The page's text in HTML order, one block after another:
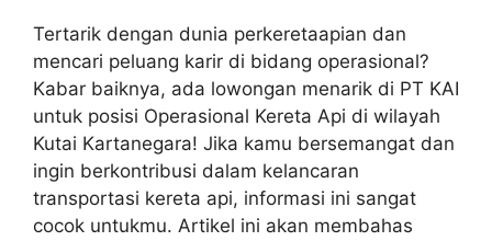
Tertarik dengan dunia perkeretaapian dan
mencari peluang karir di bidang operasional?
Kabar baiknya, ada lowongan menarik di PT KAI
untuk posisi Operasional Kereta Api di wilayah
Kutai Kartanegara! Jika kamu bersemangat dan
ingin berkontribusi dalam kelancaran
transportasi kereta api, informasi ini sangat
cocok untukmu. Artikel ini akan membahas